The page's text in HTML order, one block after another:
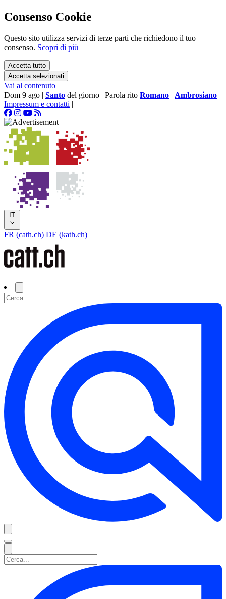
Consenso Cookie
Questo sito utilizza servizi di terze parti che richiedono il tuo
consenso. Scopri di più
Accetta tutto
Accetta selezionati
Vai al contenuto
Dom 9 ago | Santo del giorno | Parola rito Romano | Ambrosiano
Impressum e contatti |
IT
FR (cath.ch) DE (kath.ch)